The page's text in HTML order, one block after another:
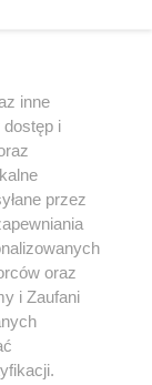
i
sposób (w
polu
w Internecie
lub
prawa, tzn.
może być ścigane
inne
i
przez
oraz
i Zaufani